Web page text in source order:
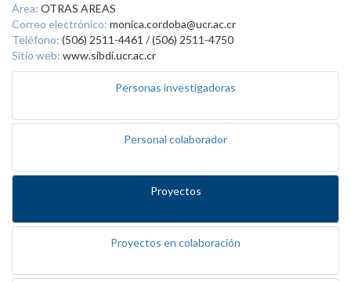
Área: OTRAS AREAS
Correo electrónico: monica.cordoba@ucr.ac.cr
Teléfono: (506) 2511-4461 / (506) 2511-4750
Sitio web: www.sibdi.ucr.ac.cr
Personas investigadoras
Personal colaborador
Proyectos
Proyectos en colaboración